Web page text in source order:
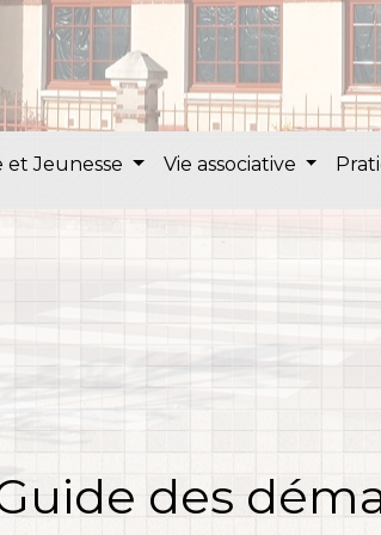
et Jeunesse Vie associative
des